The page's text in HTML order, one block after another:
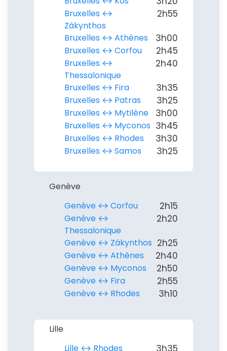
Bruxelles ↔︎
Zákynthos
2h55
Bruxelles ↔︎ Athènes 3h00
Bruxelles ↔︎ Corfou 2h45
Bruxelles ↔︎
Thessalonique
2h40
Bruxelles ↔︎ Fira 3h35
Bruxelles ↔︎ Patras 3h25
Bruxelles ↔︎ Mytilène 3h00
Bruxelles ↔︎ Myconos 3h45
Bruxelles ↔︎ Rhodes 3h30
Bruxelles ↔︎ Samos 3h25
Genève
Genève ↔︎ Corfou
2h15
Genève ↔︎
Thessalonique
2h20
Genève ↔︎ Zákynthos 2h25
Genève ↔︎ Athènes 2h40
Genève ↔︎ Myconos 2h50
Genève ↔︎ Fira 2h55
Genève ↔︎ Rhodes 3h10
Lille
Lille ↔︎ Rhodes
3h35
Continuer avec Apple
ou connectez-vous par mail
confidentialité.